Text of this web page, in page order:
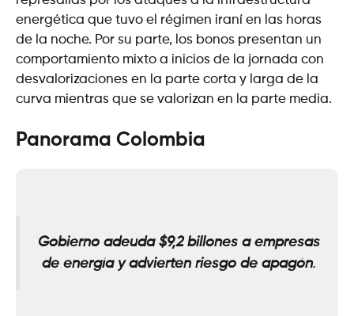
energética que tuvo el régimen iraní en las horas
de la noche. Por su parte, los bonos presentan un
comportamiento mixto a inicios de la jornada con
desvalorizaciones en la parte corta y larga de la
curva mientras que se valorizan en la parte media.
Panorama Colombia
Gobierno adeuda $9,2 billones a empresas
de energía y advierten riesgo de apagón.